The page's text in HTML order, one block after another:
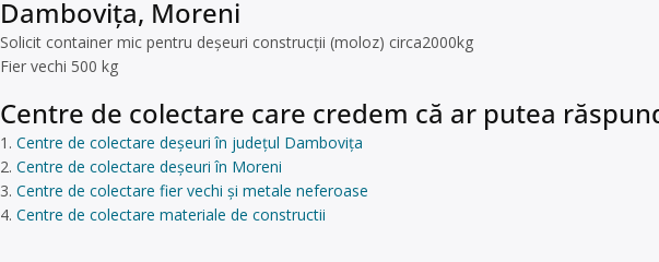
Dambovița, Moreni
Solicit container mic pentru deșeuri construcții (moloz) circa2000kg
Fier vechi 500 kg
Centre de colectare care credem că ar putea
Centre de colectare deșeuri în județul Dambovița
Centre de colectare deșeuri în Moreni
Centre de colectare fier vechi și metale neferoase
Centre de colectare materiale de constructii